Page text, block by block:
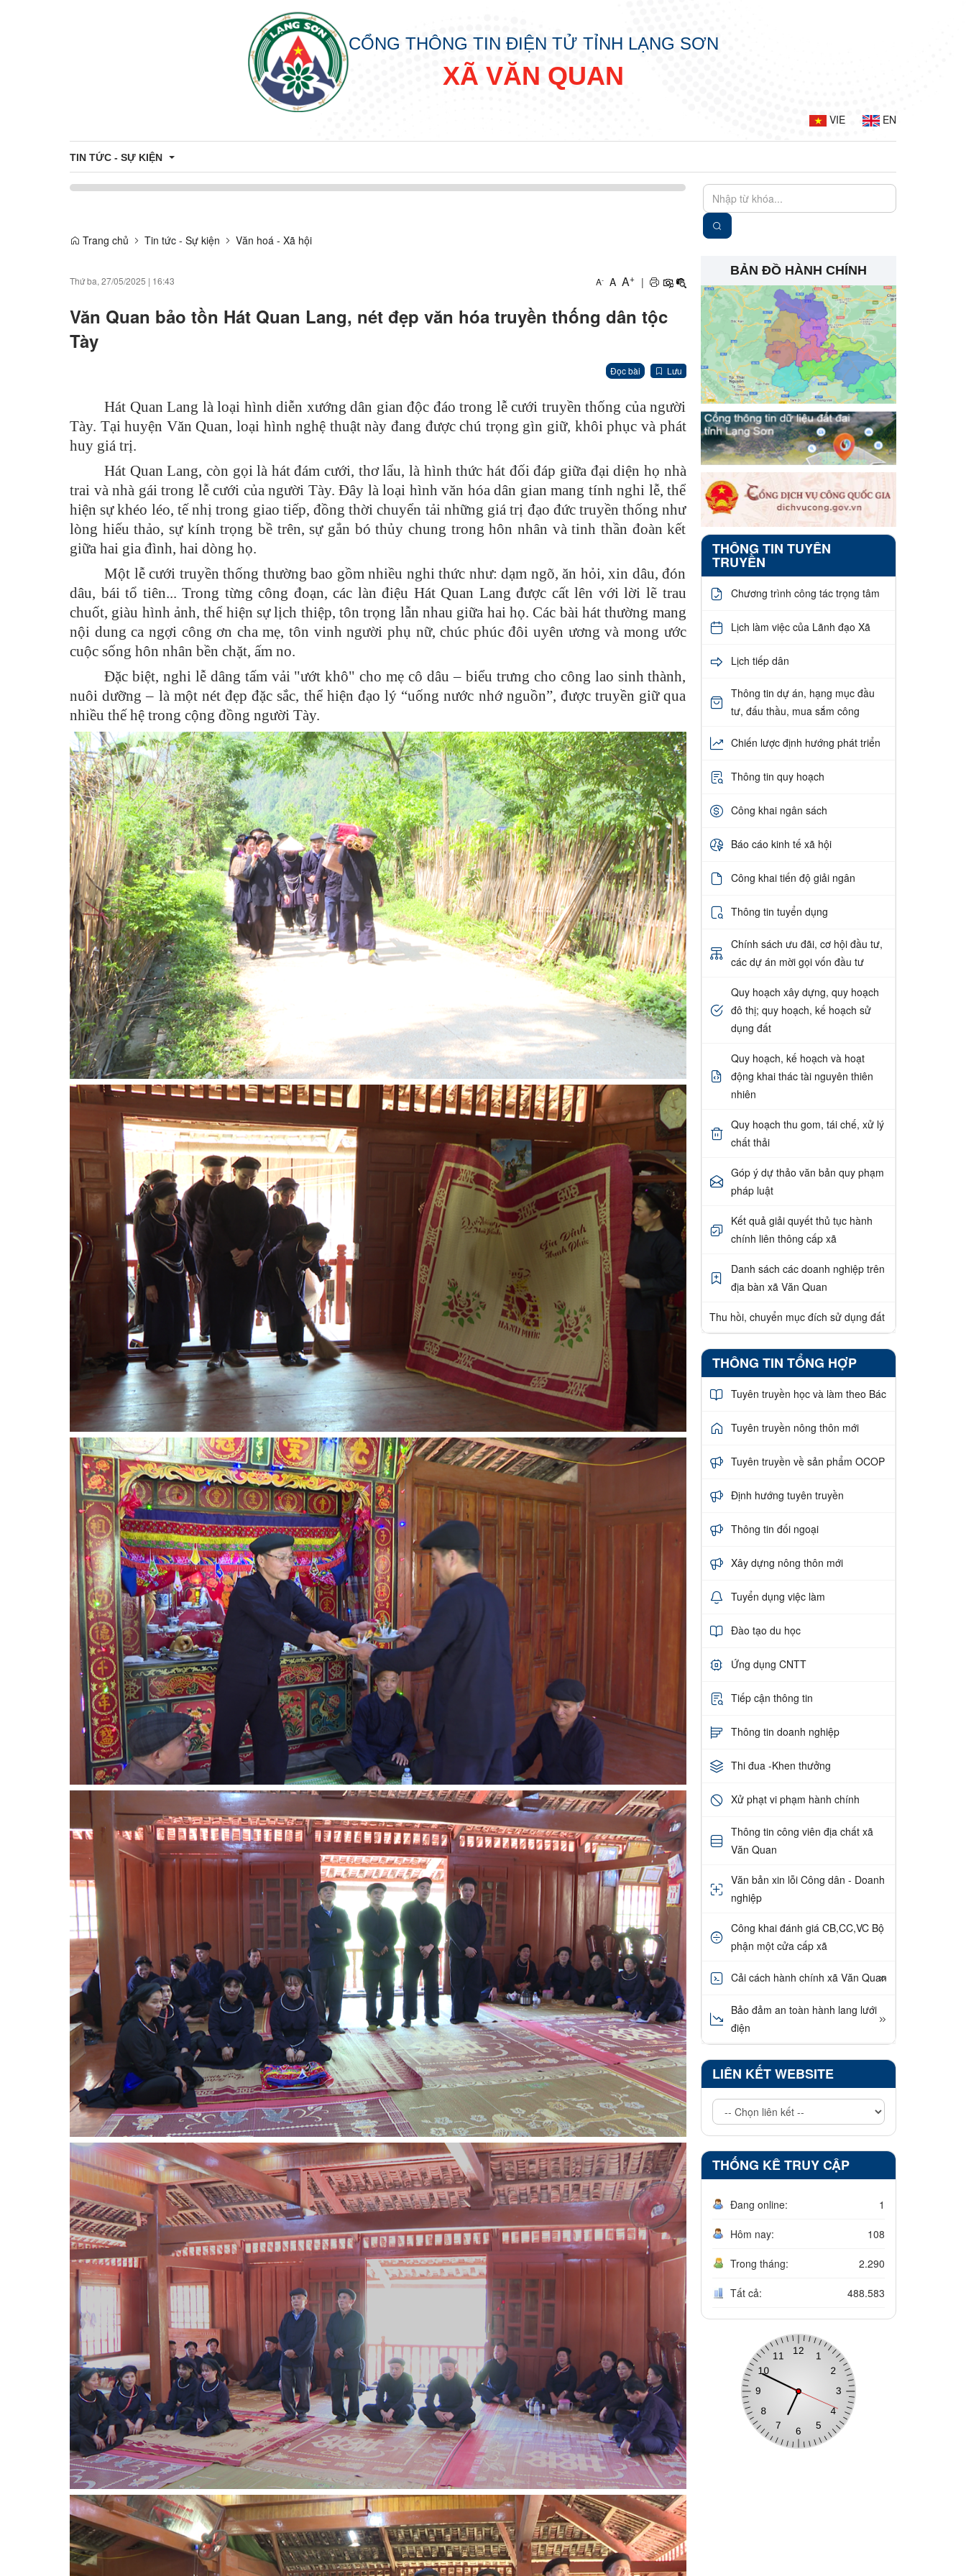
CỔNG THÔNG TIN ĐIỆN TỬ TỈNH LẠNG SƠN
XÃ VĂN QUAN
VIE EN
TIN TỨC - SỰ KIỆN
Thông tin đấu thầu - đấu giá
Công khai danh sách hỗ trợ Công dân - Doanh nghiệp
Du Lịch
Hoạt động các xã - thị trấn
Hoạt động lãnh đạo huyện
Hoạt động phòng ban chuyên môn
Kinh tế - Chính trị
Văn hoá - Xã hội
Khoa học - Công nghệ
An ninh - Quốc phòng
Thể thao - Giải trí
Thông cáo báo chí
Tin tức trong xã
Thi tuyển công chức, Viên chức
Cải cách hành chính
Nhân sự các lãnh đạo nhiệm kỳ 2025 - 2030
Trang chủ Tin tức - Sự kiện Văn hoá - Xã hội
Thứ ba, 27/05/2025 | 16:43 A- A A+ |
Văn Quan bảo tồn Hát Quan Lang, nét đẹp văn hóa truyền thống dân tộc
Tày
Đọc bài Lưu
Hát Quan Lang là loại hình diễn xướng dân gian độc đáo trong lễ cưới truyền thống của người
Tày. Tại huyện Văn Quan, loại hình nghệ thuật này đang được chú trọng gìn giữ, khôi phục và phát
huy giá trị.
Hát Quan Lang, còn gọi là hát đám cưới, thơ lẩu, là hình thức hát đối đáp giữa đại diện họ nhà
trai và nhà gái trong lễ cưới của người Tày. Đây là loại hình văn hóa dân gian mang tính nghi lễ, thể
hiện sự khéo léo, tế nhị trong giao tiếp, đồng thời chuyển tải những giá trị đạo đức truyền thống như
lòng hiếu thảo, sự kính trọng bề trên, sự gắn bó thủy chung trong hôn nhân và tinh thần đoàn kết
giữa hai gia đình, hai dòng họ.
Một lễ cưới truyền thống thường bao gồm nhiều nghi thức như: dạm ngõ, ăn hỏi, xin dâu, đón
dâu, bái tổ tiên... Trong từng công đoạn, các làn điệu Hát Quan Lang được cất lên với lời lẽ trau
chuốt, giàu hình ảnh, thể hiện sự lịch thiệp, tôn trọng lẫn nhau giữa hai họ. Các bài hát thường mang
nội dung ca ngợi công ơn cha mẹ, tôn vinh người phụ nữ, chúc phúc đôi uyên ương và mong ước
cuộc sống hôn nhân bền chặt, ấm no.
Đặc biệt, nghi lễ dâng tấm vải "ướt khô" cho mẹ cô dâu – biểu trưng cho công lao sinh thành,
nuôi dưỡng – là một nét đẹp đặc sắc, thể hiện đạo lý “uống nước nhớ nguồn”, được truyền giữ qua
nhiều thế hệ trong cộng đồng người Tày.
BẢN ĐỒ HÀNH CHÍNH
THÔNG TIN TUYÊN
TRUYỀN
Chương trình công tác trọng tâm
Lịch làm việc của Lãnh đạo Xã
Lịch tiếp dân
Thông tin dự án, hạng mục đầu
tư, đấu thầu, mua sắm công
Chiến lược định hướng phát triển
Thông tin quy hoạch
Công khai ngân sách
Báo cáo kinh tế xã hội
Công khai tiến độ giải ngân
Thông tin tuyển dụng
Chính sách ưu đãi, cơ hội đầu tư,
các dự án mời gọi vốn đầu tư
Quy hoạch xây dựng, quy hoạch
đô thị; quy hoạch, kế hoạch sử
dụng đất
Quy hoạch, kế hoạch và hoạt
động khai thác tài nguyên thiên
nhiên
Quy hoạch thu gom, tái chế, xử lý
chất thải
Góp ý dự thảo văn bản quy phạm
pháp luật
Kết quả giải quyết thủ tục hành
chính liên thông cấp xã
Danh sách các doanh nghiệp trên
địa bàn xã Văn Quan
Thu hồi, chuyển mục đích sử dụng đất
THÔNG TIN TỔNG HỢP
Tuyên truyền học và làm theo Bác
Tuyên truyền nông thôn mới
Tuyên truyền về sản phẩm OCOP
Định hướng tuyên truyền
Thông tin đối ngoại
Xây dựng nông thôn mới
Tuyển dụng việc làm
Đào tạo du học
Ứng dụng CNTT
Tiếp cận thông tin
Thông tin doanh nghiệp
Thi đua -Khen thưởng
Xử phạt vi phạm hành chính
Thông tin công viên địa chất xã
Văn Quan
Văn bản xin lỗi Công dân - Doanh
nghiệp
Công khai đánh giá CB,CC,VC Bộ
phận một cửa cấp xã
Cải cách hành chính xã Văn Quan
Bảo đảm an toàn hành lang lưới
điện
LIÊN KẾT WEBSITE
THỐNG KÊ TRUY CẬP
Đang online: 1
Hôm nay: 108
Trong tháng: 2.290
Tất cả: 488.583